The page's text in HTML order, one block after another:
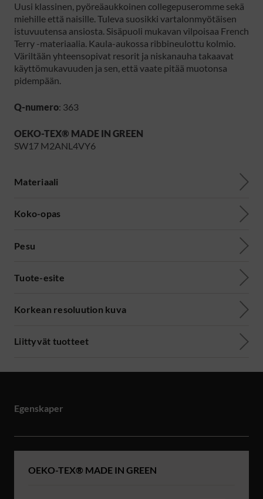
Uusi klassinen, pyöreäaukkoinen collegepuseromme sekä
miehille että naisille. Tuleva suosikki vartalonmyötäisen
istuvuutensa ansiosta. Sisäpuoli mukavan vilpoisaa French
Terry -materiaalia. Kaula-aukossa ribbineulottu kolmio.
Väriltään yhteensopivat resorit ja niskanauha takaavat
käyttömukavuuden ja sen, että vaate pitää muotonsa
pidempään.
Q-numero: 363
OEKO-TEX® MADE IN GREEN
SW17 M2ANL4VY6
Materiaali
Koko-opas
Pesu
Tuote-esite
Korkean resoluution kuva
Liittyvät tuotteet
Egenskaper
OEKO-TEX® MADE IN GREEN